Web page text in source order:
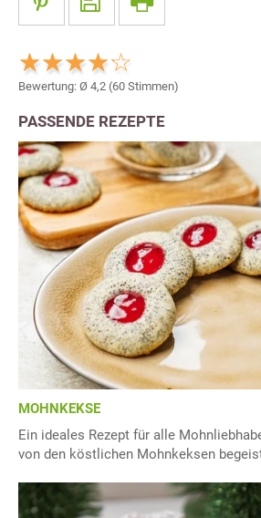
Bewertung: Ø 4,2 (60 Stimmen)
PASSENDE REZEPTE
MOHNKEKSE
Ein ideales Rezept für alle
von den köstlichen Mohnkeksen